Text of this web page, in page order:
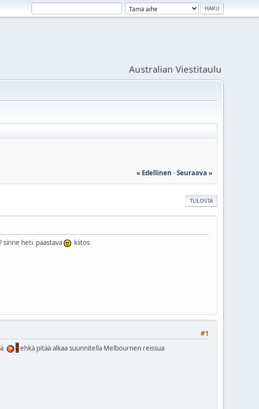
Australian Viestitaulu
« Edellinen -Seuraava »
TULOSTA
sinne heti paastava kiitos
#1
ehkä pitää alkaa suunnitella Melbournen reissua